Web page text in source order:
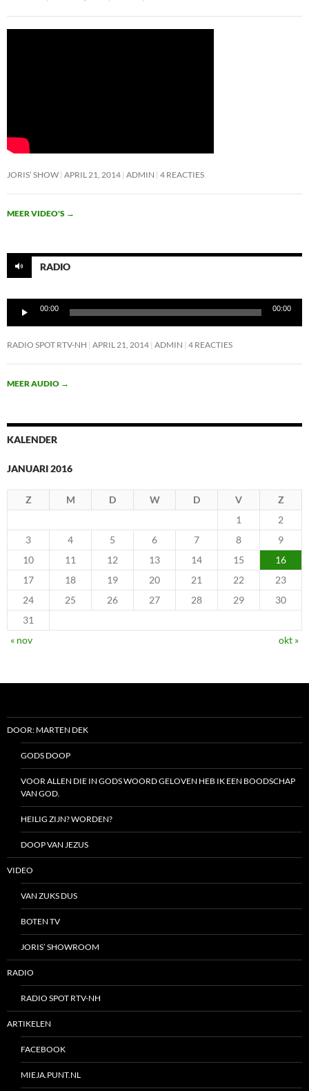
JORIS’ SHOW APRIL 21, 2014 ADMIN 4 REACTIES
MEER VIDEO'S →
RADIO
00:00 00:00
RADIO SPOT RTV-NH APRIL 21, 2014 ADMIN 4 REACTIES
MEER AUDIO →
KALENDER
JANUARI 2016
Z M D W D V
Z
1
2
3
4 5 6 7 8
9
10
11 12 13 14 15
16
17
18 19 20 21 22
23
24
25 26 27 28 29
30
31
« nov
okt »
DOOR: MARTEN DEK
GODS DOOP
VOOR ALLEN DIE IN GODS WOORD GELOVEN HEB IK EEN BOODSCHAP
VAN GOD.
HEILIG ZIJN? WORDEN?
DOOP VAN JEZUS
VIDEO
VAN ZUKS DUS
BOTEN TV
JORIS’ SHOWROOM
RADIO
RADIO SPOT RTV-NH
ARTIKELEN
FACEBOOK
MIEJA.PUNT.NL